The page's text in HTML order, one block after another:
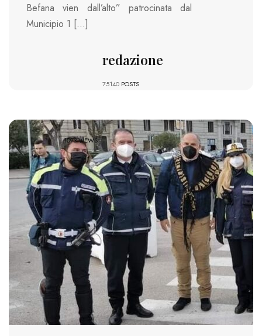
Befana vien dall’alto” patrocinata dal
Municipio 1 […]
redazione
75140 POSTS
1093 VIEWS